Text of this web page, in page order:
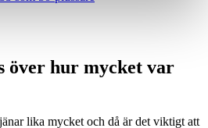
över hur mycket var
lika mycket och då är det viktigt att